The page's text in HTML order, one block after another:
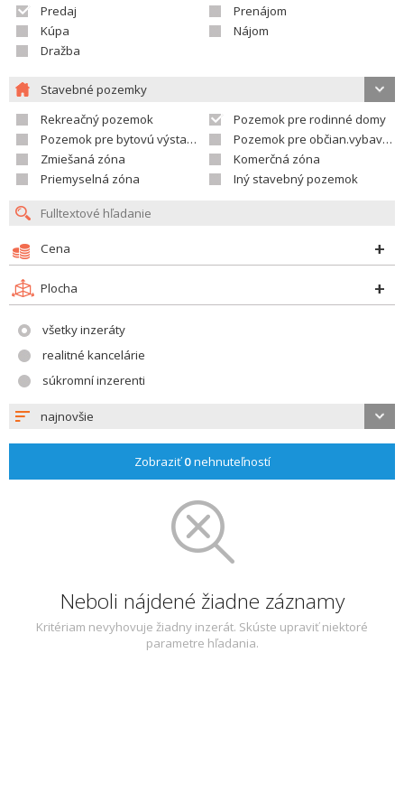
Predaj
Prenájom
Kúpa
Nájom
Dražba
Stavebné pozemky
Rekreačný pozemok
Pozemok pre rodinné domy
Pozemok pre bytovú výstavbu
Pozemok pre občian.vybavenosť
Zmiešaná zóna
Komerčná zóna
Priemyselná zóna
Iný stavebný pozemok
Cena
Plocha
všetky inzeráty
realitné kancelárie
súkromní inzerenti
najnovšie
Zobraziť0nehnuteľností
Neboli nájdené žiadne záznamy
Kritériam nevyhovuje žiadny inzerát. Skúste upraviť niektoré
parametre hľadania.